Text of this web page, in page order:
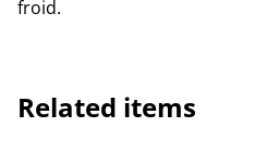
froid.
Related items